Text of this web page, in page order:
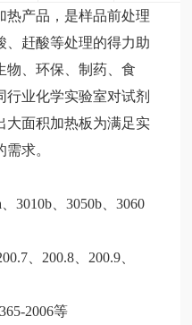
热产品，是样品前处理
、赶酸等处理的得力助
物、环保、制药、食
业化学实验室对试剂
大面积加热板为满足实
求。
3010b、3050b、3060
、200.8、200.9、
2006等